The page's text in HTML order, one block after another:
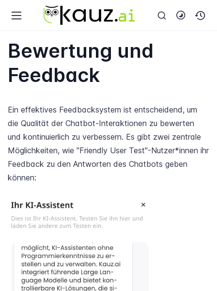
Bewertung und
Feedback
Ein effektives Feedbacksystem ist entscheidend, um
die Qualität der Chatbot-Interaktionen zu bewerten
und kontinuierlich zu verbessern. Es gibt zwei zentrale
Möglichkeiten, wie "Friendly User Test"-Nutzer*innen ihr
Feedback zu den Antworten des Chatbots geben
können: